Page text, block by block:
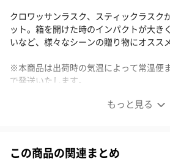
もっと見る
クロワッサンラスク、スティックラスク
ット。箱を開けた時のインパクトが大き
いなど、様々なシーンの贈り物にオスス
※本商品は出荷時の気温によって常温便
で発送いたします。
この商品の関連まとめ